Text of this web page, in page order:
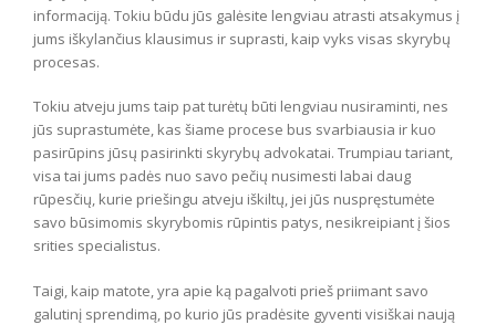
informaciją. Tokiu būdu jūs galėsite lengviau atrasti atsakymus į
jums iškylančius klausimus ir suprasti, kaip vyks visas skyrybų
procesas.
Tokiu atveju jums taip pat turėtų būti lengviau nusiraminti, nes
jūs suprastumėte, kas šiame procese bus svarbiausia ir kuo
pasirūpins jūsų pasirinkti skyrybų advokatai. Trumpiau tariant,
visa tai jums padės nuo savo pečių nusimesti labai daug
rūpesčių, kurie priešingu atveju iškiltų, jei jūs nuspręstumėte
savo būsimomis skyrybomis rūpintis patys, nesikreipiant į šios
srities specialistus.
Taigi, kaip matote, yra apie ką pagalvoti prieš priimant savo
galutinį sprendimą, po kurio jūs pradėsite gyventi visiškai naują